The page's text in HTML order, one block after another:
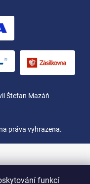
funkcí
Štefan Mazáň
práva vyhrazena.